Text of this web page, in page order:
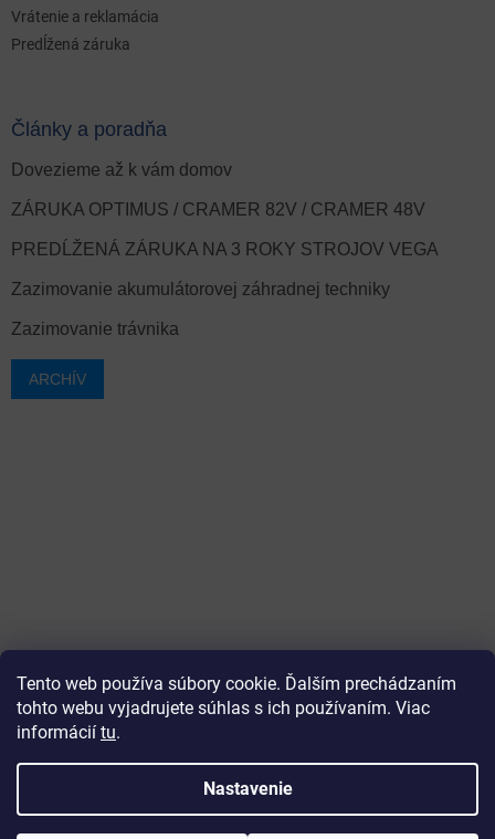
Tento web používa súbory cookie. Ďalším prechádzaním
tohto webu vyjadrujete súhlas s ich používaním. Viac
informácií tu.
Nastavenie
Vrátenie a reklamácia
Predĺžená záruka
Články a poradňa
Dovezieme až k vám domov
ZÁRUKA OPTIMUS / CRAMER 82V / CRAMER 48V
PREDĹŽENÁ ZÁRUKA NA 3 ROKY STROJOV VEGA
Zazimovanie akumulátorovej záhradnej techniky
Zazimovanie trávnika
ARCHÍV